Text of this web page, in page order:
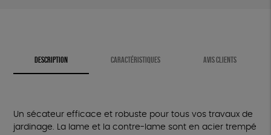
DESCRIPTION CARACTÉRISTIQUES AVIS CLIENTS
Un sécateur efficace et robuste pour tous vos travaux de
jardinage. La lame et la contre-lame sont en acier trempé